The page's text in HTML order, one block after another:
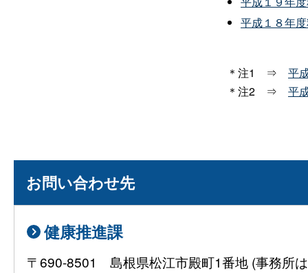
平成１８年
＊注1⇒ 平
＊注2⇒ 平
お問い合わせ先
健康推進課
〒690-8501 島根県松江市殿町1番地 (事務所